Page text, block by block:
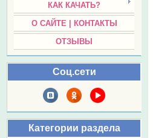
КАК КАЧАТЬ?
О САЙТЕ | КОНТАКТЫ
ОТЗЫВЫ
Соц.сети
Категории раздела